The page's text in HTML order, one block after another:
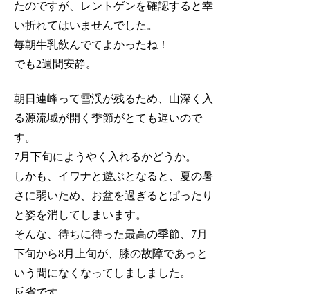
たのですが、レントゲンを確認すると幸
い折れてはいませんでした。
毎朝牛乳飲んでてよかったね！
でも2週間安静。
朝日連峰って雪渓が残るため、山深く入
る源流域が開く季節がとても遅いので
す。
7月下旬にようやく入れるかどうか。
しかも、イワナと遊ぶとなると、夏の暑
さに弱いため、お盆を過ぎるとぱったり
と姿を消してしまいます。
そんな、待ちに待った最高の季節、7月
下旬から8月上旬が、膝の故障であっと
いう間になくなってしましました。